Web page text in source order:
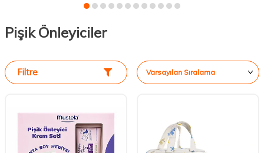
Pişik Önleyiciler
Filtre